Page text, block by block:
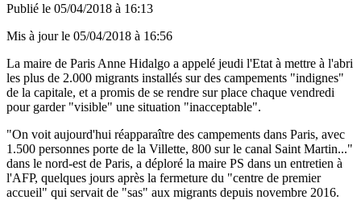
Publié le 05/04/2018 à 16:13
Mis à jour le 05/04/2018 à 16:56
La maire de Paris Anne Hidalgo a appelé jeudi l'Etat à mettre à l'abri
les plus de 2.000 migrants installés sur des campements "indignes"
de la capitale, et a promis de se rendre sur place chaque vendredi
pour garder "visible" une situation "inacceptable".
"On voit aujourd'hui réapparaître des campements dans Paris, avec
1.500 personnes porte de la Villette, 800 sur le canal Saint Martin..."
dans le nord-est de Paris, a déploré la maire PS dans un entretien à
l'AFP, quelques jours après la fermeture du "centre de premier
accueil" qui servait de "sas" aux migrants depuis novembre 2016.